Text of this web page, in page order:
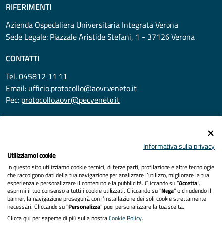
RIFERIMENTI
Azienda Ospedaliera Universitaria Integrata Verona
Sede Legale: Piazzale Aristide Stefani, 1 - 37126 Verona
CONTATTI
Tel.045812 11 11
Email: ufficio.protocollo@aovr.veneto.it
Pec: protocollo.aovr@pecveneto.it
Privacy
Accessibilità
Note legali
Informativa sulla privacy
Utilizziamo i cookie
In questo sito utilizziamo cookie tecnici, di terze parti, profilazione e altre tecnologie
che raccolgono dati della tua navigazione per analizzare l’utilizzo, migliorare la tua
esperienza e personalizzare il contenuto e la pubblicità. Cliccando su “Accetta”,
esprimi il tuo consenso a tutti i cookie utilizzati. Cliccando su "Nega" o chiudendo il
banner, la navigazione proseguirà con l’installazione dei soli cookie strettamente
necessari. Cliccando su "Personalizza" puoi personalizzare la tua scelta.
Clicca qui per saperne di più sulla nostraCookie Policy.